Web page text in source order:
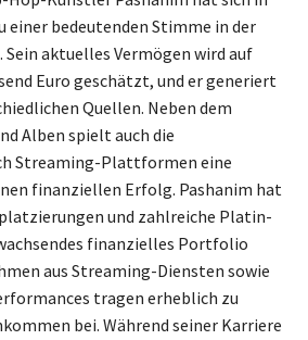
einer bedeutenden Stimme in der
aktuelles Vermögen wird auf
Euro geschätzt, und er generiert
Quellen. Neben dem
Alben spielt auch die
Streaming-Plattformen eine
finanziellen Erfolg. Pashanim hat
und zahlreiche Platin-
finanzielles Portfolio
aus Streaming-Diensten sowie
tragen erheblich zu
bei. Während seiner Karriere